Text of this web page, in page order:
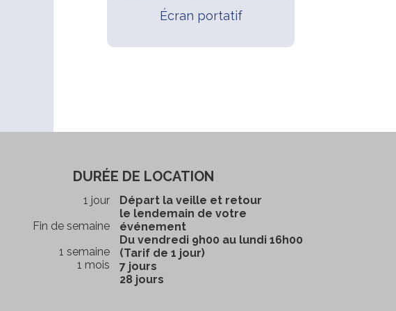
Écran portatif
DURÉE DE LOCATION
1 jour
Fin de semaine
1 semaine
1 mois
Départ la veille et retour
le lendemain de votre
événement
Du vendredi 9h00 au lundi 16h00
(Tarif de 1 jour)
7 jours
28 jours